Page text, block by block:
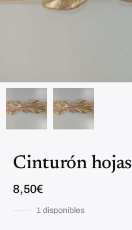
Cinturón hojas
8,50€
1 disponibles